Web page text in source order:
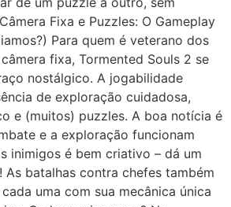
Fixa e Puzzles: O Gameplay
Para quem é veterano dos
fixa, Tormented Souls 2 se
nostálgico. A jogabilidade
de exploração cuidadosa,
e (muitos) puzzles. A boa notícia é
e a exploração funcionam
inimigos é bem criativo – dá um
As batalhas contra chefes também
uma com sua mecânica única